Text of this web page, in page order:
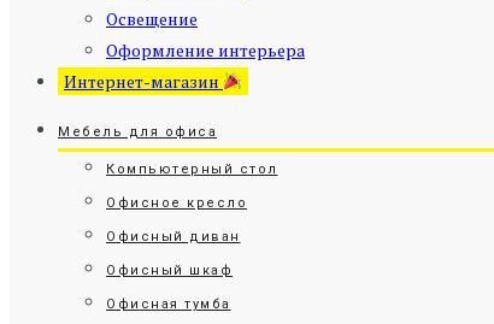
Освещение
Оформление интерьера
Интернет-магазин
Мебель для офиса
Компьютерный стол
Офисное кресло
Офисный диван
Офисный шкаф
Офисная тумба